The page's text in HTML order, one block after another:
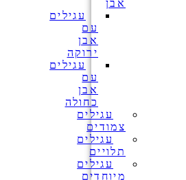
אבן
עגילים
עם
אבן
ירוקה
עגילים
עם
אבן
כחולה
עגילים
צמודים
עגילים
תלויים
עגילים
מיוחדים